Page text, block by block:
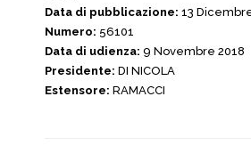
Data di pubblicazione: 13
Numero: 56101
Data di udienza: 9 Novembre 2018
Presidente: DI NICOLA
Estensore: RAMACCI